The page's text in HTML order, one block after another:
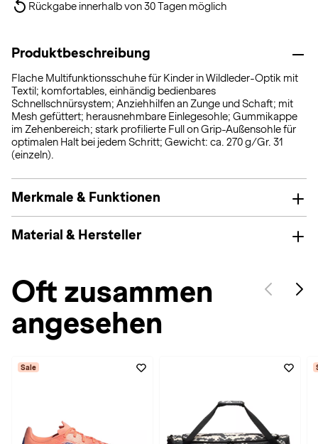
Rückgabe innerhalb von 30 Tagen möglich
Produktbeschreibung
Flache Multifunktionsschuhe für Kinder in Wildleder-Optik mit
Textil; komfortables, einhändig bedienbares
Schnellschnürsystem; Anziehhilfen an Zunge und Schaft; mit
Mesh gefüttert; herausnehmbare Einlegesohle; Gummikappe
im Zehenbereich; stark profilierte Full on Grip-Außensohle für
optimalen Halt bei jedem Schritt; Gewicht: ca. 270 g/Gr. 31
(einzeln).
Merkmale & Funktionen
Material & Hersteller
Oft zusammen
angesehen
Sale